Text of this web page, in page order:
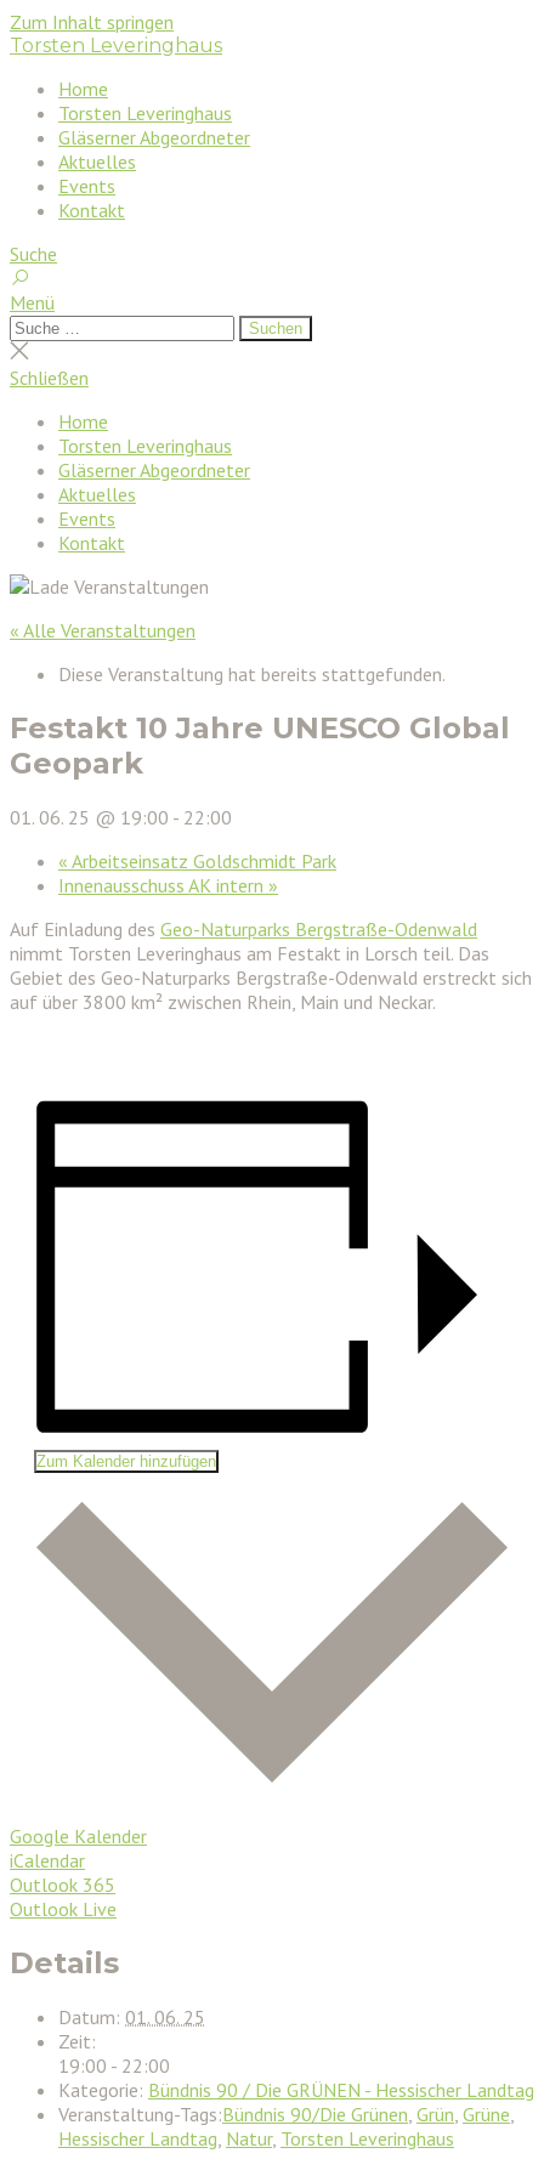
Zum Inhalt springen
Torsten Leveringhaus
Home
Torsten Leveringhaus
Gläserner Abgeordneter
Aktuelles
Events
Kontakt
Suche
Menü
Suchen
nach:
Suchen
Suche
schließen
Schließen
Home
Torsten Leveringhaus
Gläserner Abgeordneter
Aktuelles
Events
Kontakt
« Alle Veranstaltungen
Diese Veranstaltung hat bereits stattgefunden.
Festakt 10 Jahre UNESCO Global
Geopark
01. 06. 25 @ 19:00 - 22:00
« Arbeitseinsatz Goldschmidt Park
Innenausschuss AK intern »
Auf Einladung des Geo-Naturparks Bergstraße-Odenwald
nimmt Torsten Leveringhaus am Festakt in Lorsch teil. Das
Gebiet des Geo-Naturparks Bergstraße-Odenwald erstreckt sich
auf über 3800 km² zwischen Rhein, Main und Neckar.
Zum Kalender hinzufügen
Google Kalender
iCalendar
Outlook 365
Outlook Live
Details
Datum: 01. 06. 25
Zeit:
19:00 - 22:00
Kategorie: Bündnis 90 / Die GRÜNEN - Hessischer Landtag
Veranstaltung-Tags:Bündnis 90/Die Grünen Grün Grüne
Hessischer Landtag Natur, Torsten Leveringhaus